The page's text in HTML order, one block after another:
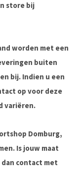
store bij
worden met een
buiten
bij. Indien u een
op voor deze
variëren.
Domburg,
Is jouw maat
contact met